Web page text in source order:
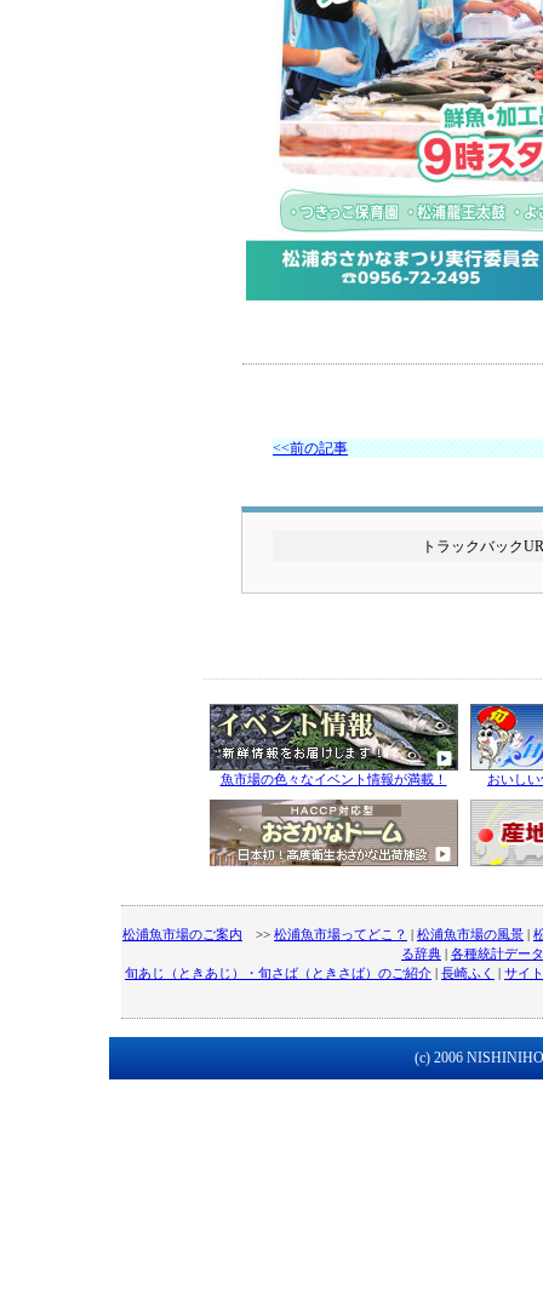
<<前の記事
トラックバック
魚市場の色々なイベント情報が満載！ おいし
松浦魚市場のご案内 >> 松浦魚市場ってどこ？ | 松浦魚市場の風景 |
る辞典 | 各種統計デー
旬あじ（ときあじ）・旬さば（ときさば）のご紹介 | 長崎ふく | サイ
(c) 2006